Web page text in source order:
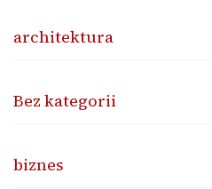
architektura
Bez kategorii
biznes